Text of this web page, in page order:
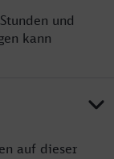
und
kann
auf dieser